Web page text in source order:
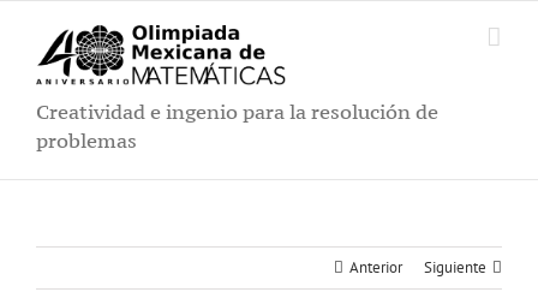
contenido
Creatividad e ingenio para la resolución de
problemas
Anterior Siguiente